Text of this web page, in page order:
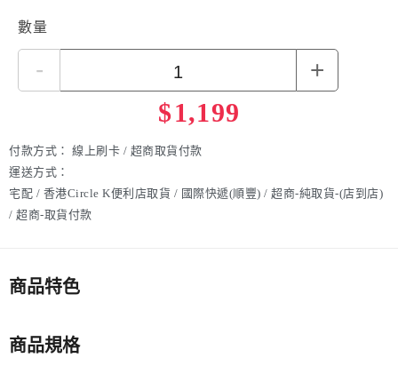
數量
- +
$1,199
付款方式： 線上刷卡 / 超商取貨付款
運送方式：
宅配 / 香港Circle K便利店取貨 / 國際快遞(順豐) / 超商-純取貨-(店到店)
/ 超商-取貨付款
商品特色
商品規格